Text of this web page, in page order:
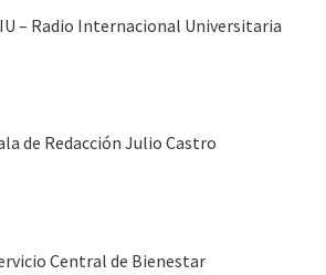
– Radio Internacional Universitaria
de Redacción Julio Castro
Central de Bienestar